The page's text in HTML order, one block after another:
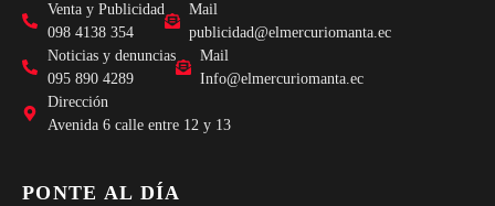
Venta y Publicidad
098 4138 354
Mail
publicidad@elmercuriomanta.ec
Noticias y denuncias
095 890 4289
Mail
Info@elmercuriomanta.ec
Dirección
Avenida 6 calle entre 12 y 13
PONTE AL DÍA